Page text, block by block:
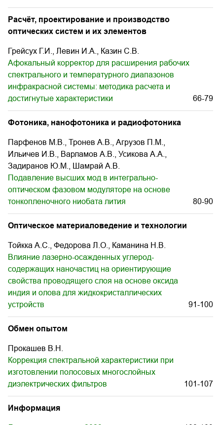
Расчёт, проектирование и производство
оптических систем и их элементов
Грейсух Г.И., Левин И.А., Казин С.В.
Афокальный корректор для расширения рабочих
спектрального и температурного диапазонов
инфракрасной системы: методика расчета и
достигнутые характеристики
66-79
Фотоника, нанофотоника и радиофотоника
Парфенов М.В., Тронев А.В., Агрузов П.М.,
Ильичев И.В., Варламов А.В., Усикова А.А.,
Задиранов Ю.М., Шамрай А.В.
Подавление высших мод в интегрально-
оптическом фазовом модуляторе на основе
тонкопленочного ниобата лития
80-90
Оптическое материаловедение и технологии
Тойкка А.С., Федорова Л.О., Каманина Н.В.
Влияние лазерно-осажденных углерод-
содержащих наночастиц на ориентирующие
свойства проводящего слоя на основе оксида
индия и олова для жидкокристаллических
устройств
91-100
Обмен опытом
Прокашев В.Н.
Коррекция спектральной характеристики при
изготовлении полосовых многослойных
диэлектрических фильтров
101-107
Информация